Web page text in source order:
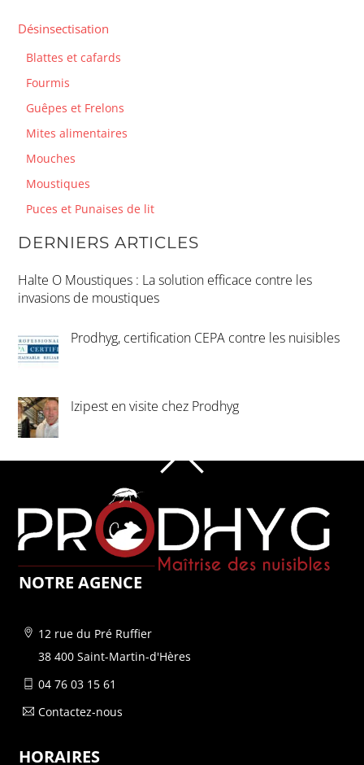
Désinsectisation
Blattes et cafards
Fourmis
Guêpes et Frelons
Mites alimentaires
Mouches
Moustiques
Puces et Punaises de lit
DERNIERS ARTICLES
Halte O Moustiques : La solution efficace contre les
invasions de moustiques
Prodhyg, certification CEPA contre les nuisibles
Izipest en visite chez Prodhyg
HAUT
PAGE
NOTRE AGENCE
12 rue du Pré Ruffier
38 400 Saint-Martin-d'Hères
04 76 03 15 61
Contactez-nous
HORAIRES